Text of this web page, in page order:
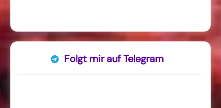
Folgt mir auf Telegram